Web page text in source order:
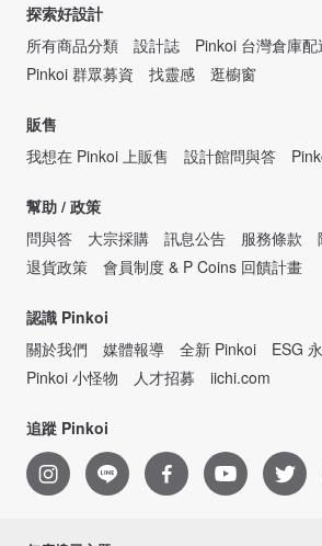
探索好設計
所有商品分類
設計誌 Pinkoi 台灣倉庫配
Pinkoi 群眾募資
找靈感 逛櫥窗
販售
我想在 Pinkoi 上販售
設計館問與答
幫助 / 政策
問與答
大宗採購 訊息公告 服務條款
退貨政策
會員制度 & P Coins 回饋計畫
認識 Pinkoi
關於我們
媒體報導 全新 Pinkoi
ESG
Pinkoi 小怪物
人才招募 iichi.com
追蹤 Pinkoi